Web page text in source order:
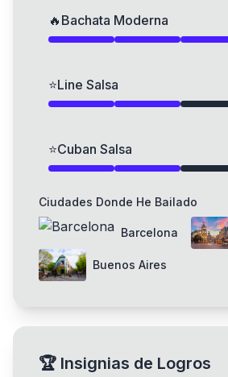
🔥 Bachata Moderna
⭐Line Salsa
⭐Cuban Salsa
Ciudades Donde He Bailado
Barcelona
Buenos Aires
🏆 Insignias de Logros